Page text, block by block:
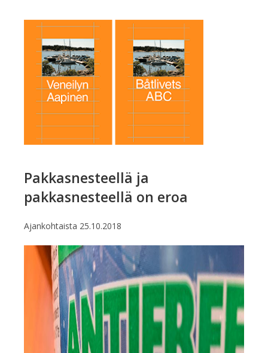
Pakkasnesteellä ja
pakkasnesteellä on eroa
Ajankohtaista 25.10.2018